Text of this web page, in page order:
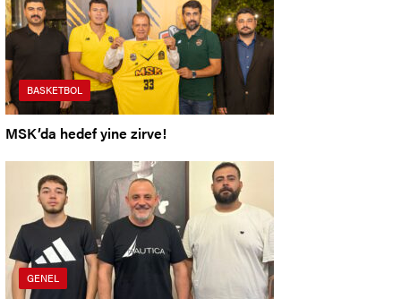
BASKETBOL
MSK’da hedef yine zirve!
GENEL